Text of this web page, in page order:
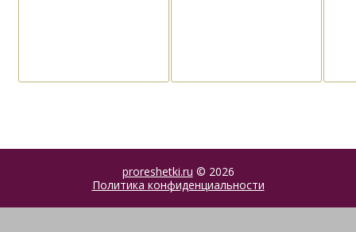
proreshetki.ru © 2026
Политика конфиденциальности